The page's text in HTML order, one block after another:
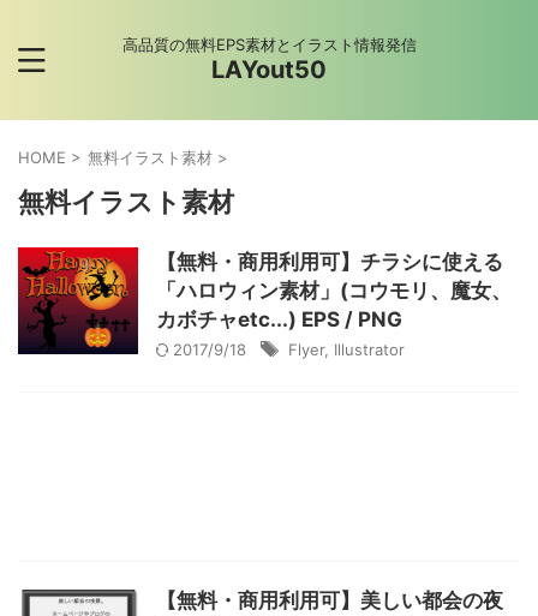
高品質の無料EPS素材とイラスト情報発信
LAYout50
HOME > 無料イラスト素材 >
無料イラスト素材
【無料・商用利用可】チラシに使える
「ハロウィン素材」(コウモリ、魔女、
カボチャetc...) EPS / PNG
2017/9/18 Flyer, Illustrator
【無料・商用利用可】美しい都会の夜